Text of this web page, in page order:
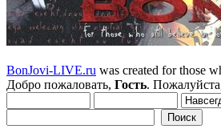
BonJovi-LIVE.ru was created for those
Добро пожаловать, Гость.